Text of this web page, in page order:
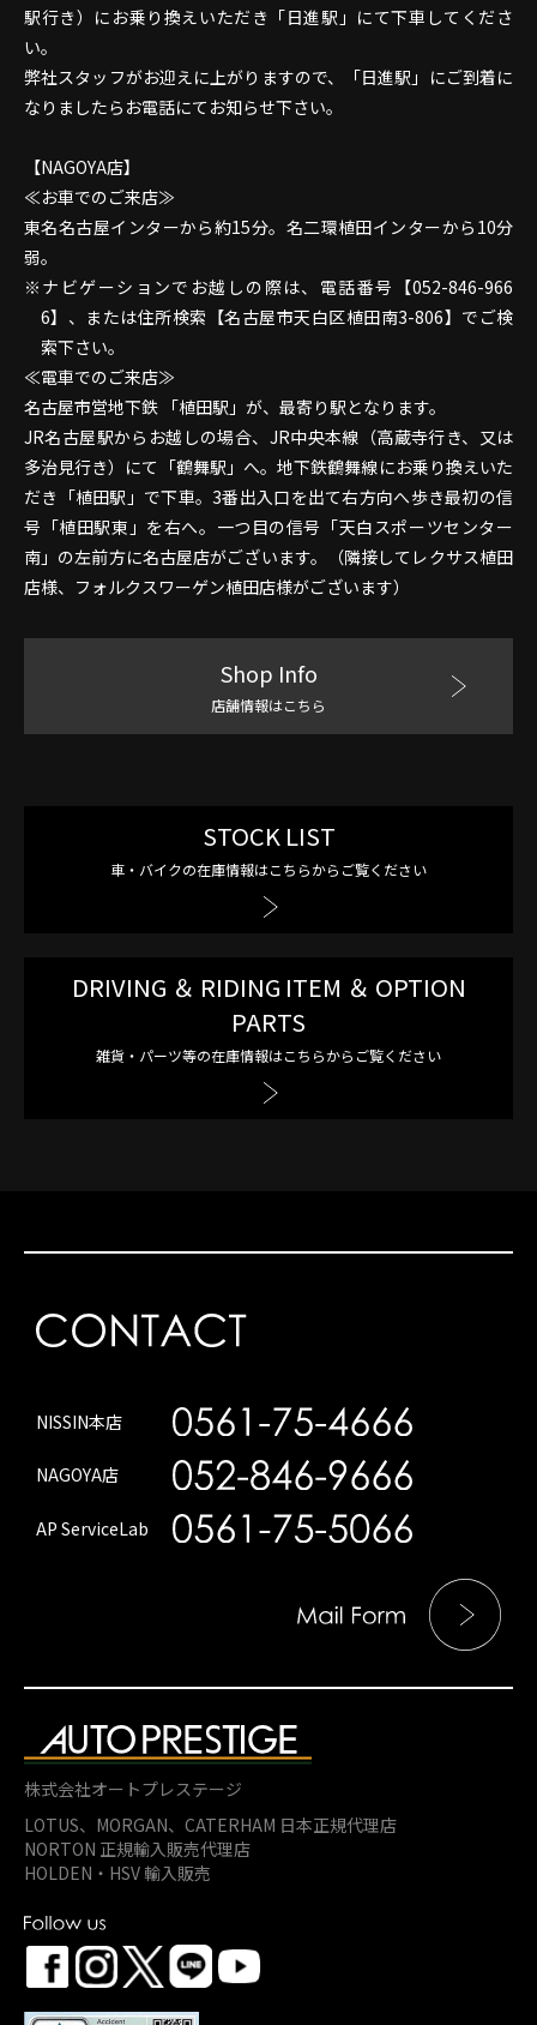
駅行き）にお乗り換えいただき「日進駅」にて下車してくださ
い。
弊社スタッフがお迎えに上がりますので、「日進駅」にご到着に
なりましたらお電話にてお知らせ下さい。
【NAGOYA店】
≪お車でのご来店≫
東名名古屋インターから約15分。名二環植田インターから10分
弱。
ナビゲーションでお越しの際は、電話番号【052-846-966
6】、または住所検索【名古屋市天白区植田南3-806】でご検
索下さい。
≪電車でのご来店≫
名古屋市営地下鉄 「植田駅」が、最寄り駅となります。
JR名古屋駅からお越しの場合、JR中央本線（高蔵寺行き、又は
多治見行き）にて「鶴舞駅」へ。地下鉄鶴舞線にお乗り換えいた
だき「植田駅」で下車。3番出入口を出て右方向へ歩き最初の信
号「植田駅東」を右へ。一つ目の信号「天白スポーツセンター
南」の左前方に名古屋店がございます。（隣接してレクサス植田
店様、フォルクスワーゲン植田店様がございます）
Shop Info
店舗情報はこちら
STOCK LIST
車・バイクの在庫情報はこちらからご覧ください
DRIVING ＆ RIDING ITEM ＆ OPTION
PARTS
雑貨・パーツ等の在庫情報はこちらからご覧ください
NISSIN本店
NAGOYA店
AP ServiceLab
株式会社オートプレステージ
LOTUS、MORGAN、 CATERHAM 日本正規代理店
NORTON 正規輸入販売代理店
HOLDEN・HSV 輸入販売